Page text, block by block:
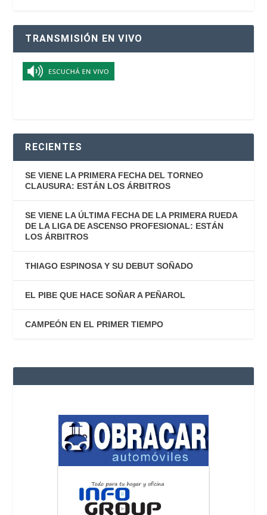
TRANSMISIÓN EN VIVO
RECIENTES
SE VIENE LA PRIMERA FECHA DEL TORNEO
CLAUSURA: ESTÁN LOS ÁRBITROS
SE VIENE LA ÚLTIMA FECHA DE LA PRIMERA RUEDA
DE LA LIGA DE ASCENSO PROFESIONAL: ESTÁN
LOS ÁRBITROS
THIAGO ESPINOSA Y SU DEBUT SOÑADO
EL PIBE QUE HACE SOÑAR A PEÑAROL
CAMPEÓN EN EL PRIMER TIEMPO